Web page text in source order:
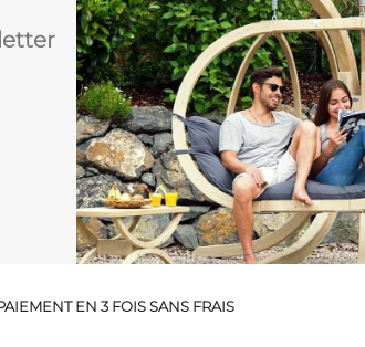
EN 3 FOIS SANS FRAIS